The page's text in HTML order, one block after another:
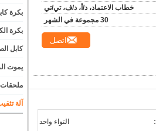
بكرة
بكرة
كابل
يموت
ملحقات
آلة
خطاب الاعتماد، د/أ، د/ف، تي/تي
30 مجموعة في الشهر
اتصل
التواء واحد